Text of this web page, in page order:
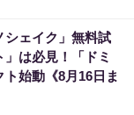
シェイク」無料試
は必見！「ドミ
始動《8月16日ま